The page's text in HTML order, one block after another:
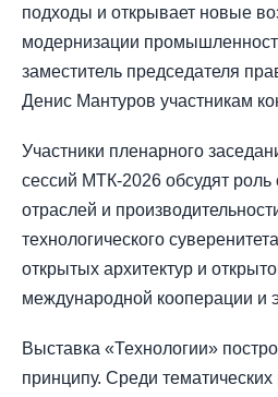
подходы и открывает новые
модернизации
заместитель председателя
Денис Мантуров участникам
Участники пленарного
сессий МТК-2026 обсудят роль
отраслей и
технологического
открытых архитектур и
международной кооперации и
Выставка «Технологии»
принципу. Среди